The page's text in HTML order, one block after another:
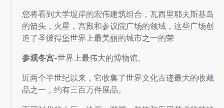
您将看到大学堤岸的宏伟建筑组合，瓦西里耶夫斯基岛
的箭头，火星，宫殿和参议院广场的领域，这些广场创
造了圣彼得堡世界上最美丽的城市之一的荣
参观冬宫-世界上最伟大的博物馆。
近两个半世纪以来，它收集了世界文化古迹最大的收藏
品之一，约有三百万件展品。